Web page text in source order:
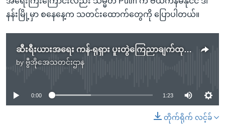
နန်းမြို့မှာ စနေနေ့က သတင်းထောက်တွေကို ပြောပါတယ်။
ဆီးရီးယားအရေး ကန်-ရုရှား ပူးတွဲကြေညာချက်ထုတ်မည်
by ဗွီအိုအေသတင်းဌာန
No media source currently available
0:00 1:23
တိုက်ရိုက် လင့်ခ်